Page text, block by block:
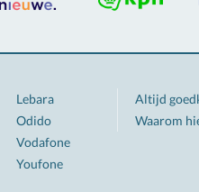
Lebara
Odido
Vodafone
Youfone
Altijd
Waarom